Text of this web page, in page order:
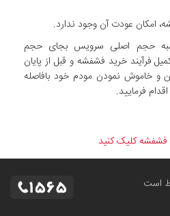
امکان عودت آن وجود ندارد.
حجم اصلی سرویس بجای حجم
فرآیند خرید فشفشه و قبل از پایان
و خاموش نمودن مودم خود بافاصله
فشفشه کلیک کنید
است